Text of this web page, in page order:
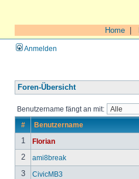
Home
Anmelden
Foren-Übersicht
Benutzername fängt an mit:
# Benutzername
1 Florian
2 ami8break
3 CivicMB3